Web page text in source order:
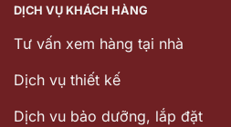
DỊCH VỤ KHÁCH HÀNG
Tư vấn xem hàng tại nhà
Dịch vụ thiết kế
Dịch vu bảo dưỡng, lắp đặt